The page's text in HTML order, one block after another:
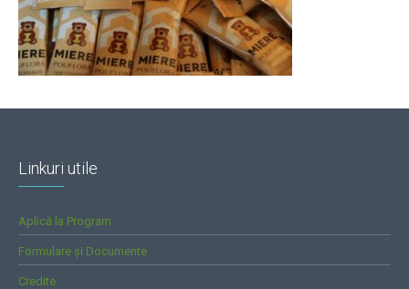
Linkuri utile
Aplică la Program
Formulare și Documente
Credite